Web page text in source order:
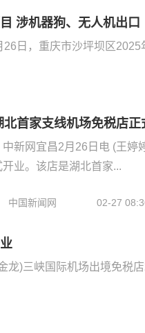
涉机器狗、无人机出口
日，重庆市沙坪坝区
北首家支线机场免税店正
中新网宜昌2月26日电 (王婷
开业。该店是湖北首家...
中国新闻网 02-27
龙)三峡国际机场出境免税